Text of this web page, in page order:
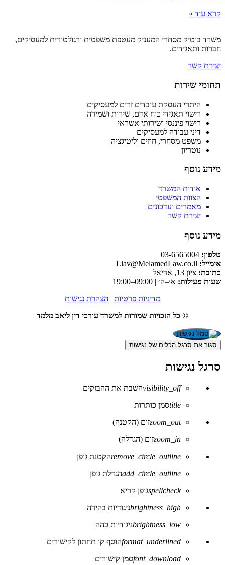
קרא עוד »
משרד בוטיק מסחרי המעניק מעטפת משפטית ורגולטורית למעסיקים,
חברות ותאגידים.
יצירת קשר
תחומי שירות
היתרי העסקת עובדים זרים למעסיקים
רישוי תאגידי כוח אדם, שירות ושמירה
רישוי פיננסי ושירותי אשראי
דיני עבודה למעסיקים
משפט מסחרי, חוזים וליטיגציה
נוטריון
מידע נוסף
אודות המשרד
הצוות המשפטי
מאמרים ועדכונים
יצירת קשר
מידע נוסף
טלפון:
אימייל: Liav@MelamedLaw.co.il
כתובת: ציון 13, אריאל
שעות פעילות: א׳–ה׳ | 09:00–19:00
מדיניות פרטיות | הצהרת נגישות
© כל הזכויות שמורות למשרד עורכי דין ליאב מלמד
סגור את סרגל הכלים של נגישות
סרגל נגישות
visibility_offהשבת את ההבזקים
titleסמן כותרות
zoom_outזום (הקטנה)
zoom_inזום (הגדלה)
remove_circle_outlineהקטנת גופן
add_circle_outlineהגדלת גופן
spellcheckגופן קריא
brightness_highניגודיות בהירה
brightness_lowניגודיות כהה
format_underlinedהוסף קו תחתון לקישורים
font_downloadסמן קישורים